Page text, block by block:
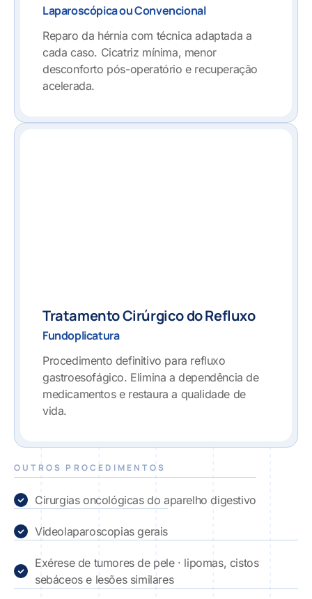
Laparoscópica ou Convencional
Reparo da hérnia com técnica adaptada a
cada caso. Cicatriz mínima, menor
desconforto pós-operatório e recuperação
acelerada.
Tratamento Cirúrgico do Refluxo
Fundoplicatura
Procedimento definitivo para refluxo
gastroesofágico. Elimina a dependência de
medicamentos e restaura a qualidade de
vida.
OUTROS PROCEDIMENTOS
Cirurgias oncológicas do aparelho digestivo
Videolaparoscopias gerais
Exérese de tumores de pele · lipomas, cistos
sebáceos e lesões similares